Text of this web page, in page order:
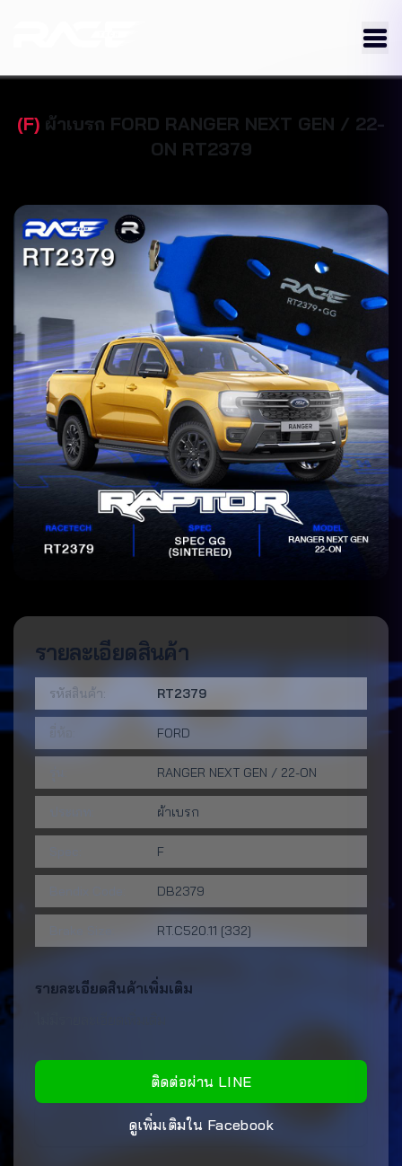
(F) ผ้าเบรก FORD RANGER NEXT GEN / 22-
ON RT2379
รายละเอียดสินค้า
รหัสสินค้า: RT2379
FORD
RANGER NEXT GEN / 22-ON
ผ้าเบรก
F
DB2379
RT.C520.11 [332]
รายละเอียดสินค้าเพิ่มเติม
ติดต่อผ่าน LINE
ดูเพิ่มเติมใน Facebook